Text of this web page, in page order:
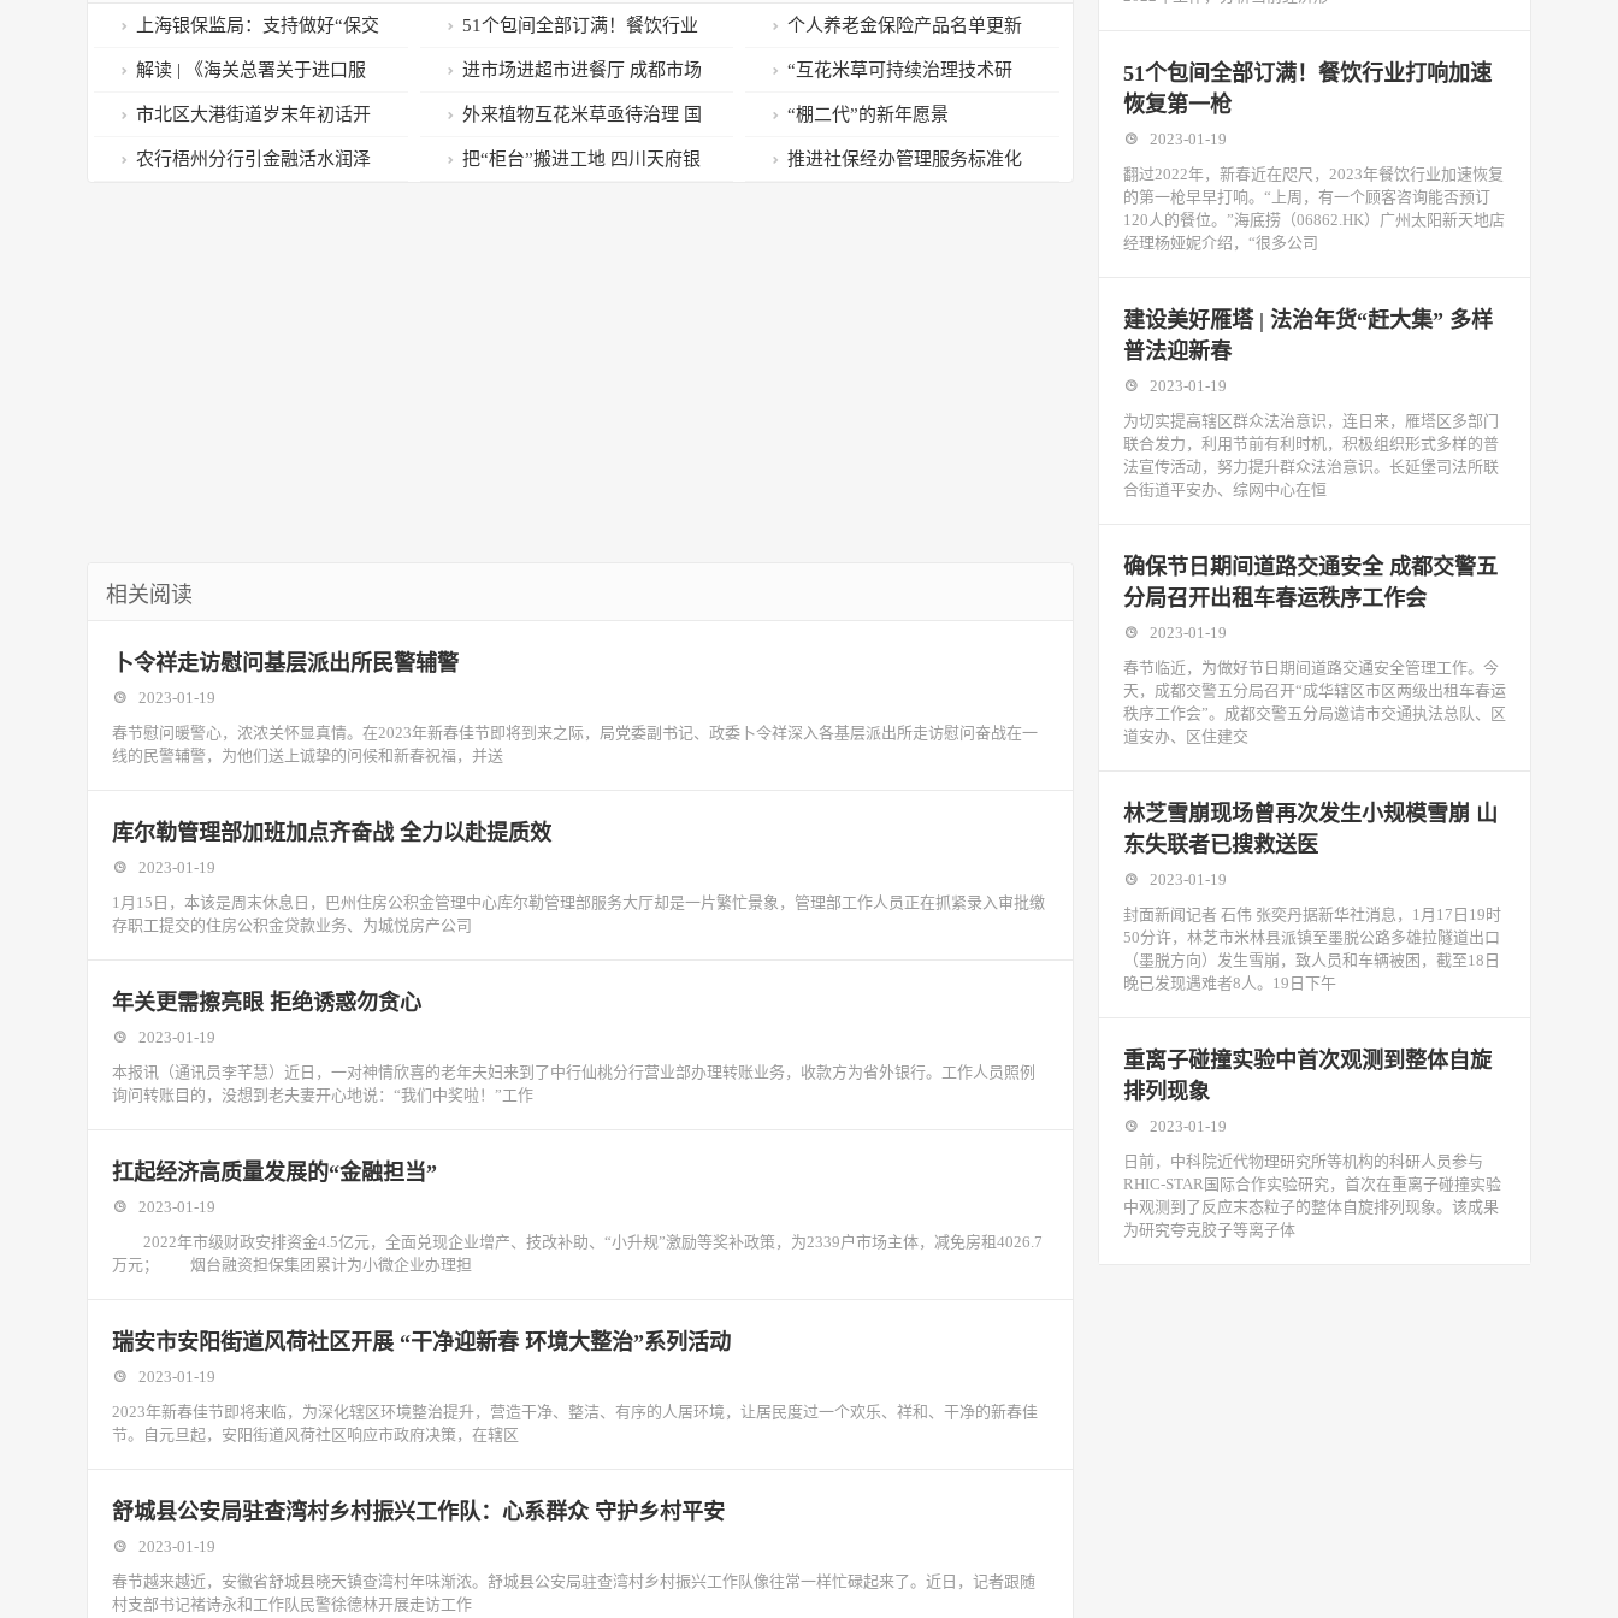
上海银保监局：支持做好“保交
楼”工作，为优质房企提供并购融
资
51个包间全部订满！餐饮行业
打响加速恢复第一枪
个人养老金保险产品名单更新
增至12款
​解读 | 《海关总署关于进口服
装采信要求的公告》
进市场进超市进餐厅 成都市场
监管执法人员聚焦细节守护“舌尖
上的年味”
“互花米草可持续治理技术研
发”应急揭榜挂帅项目榜单发布
市北区大港街道岁末年初话开
局：“先锋论坛”学思践悟，干事
外来植物互花米草亟待治理 国
家林草局发榜单鼓励技术研发
“棚二代”的新年愿景
农行梧州分行引金融活水润泽 把“柜台”搬进工地 四川天府银 推进社保经办管理服务标准化
相关阅读
卜令祥走访慰问基层派出所民警辅警
2023-01-19
春节慰问暖警心，浓浓关怀显真情。在2023年新春佳节即将到来之际，局党委副书记、政委卜令祥深入各基层派出所走访慰问奋战在一
线的民警辅警，为他们送上诚挚的问候和新春祝福，并送
库尔勒管理部加班加点齐奋战 全力以赴提质效
2023-01-19
1月15日，本该是周末休息日，巴州住房公积金管理中心库尔勒管理部服务大厅却是一片繁忙景象，管理部工作人员正在抓紧录入审批缴
存职工提交的住房公积金贷款业务、为城悦房产公司
年关更需擦亮眼 拒绝诱惑勿贪心
2023-01-19
本报讯（通讯员李芊慧）近日，一对神情欣喜的老年夫妇来到了中行仙桃分行营业部办理转账业务，收款方为省外银行。工作人员照例
询问转账目的，没想到老夫妻开心地说：“我们中奖啦！”工作
扛起经济高质量发展的“金融担当”
2023-01-19
2022年市级财政安排资金4.5亿元，全面兑现企业增产、技改补助、“小升规”激励等奖补政策，为2339户市场主体，减免房租4026.7
万元； 烟台融资担保集团累计为小微企业办理担
瑞安市安阳街道风荷社区开展 “干净迎新春 环境大整治”系列活动
2023-01-19
2023年新春佳节即将来临，为深化辖区环境整治提升，营造干净、整洁、有序的人居环境，让居民度过一个欢乐、祥和、干净的新春佳
节。自元旦起，安阳街道风荷社区响应市政府决策，在辖区
舒城县公安局驻查湾村乡村振兴工作队：心系群众 守护乡村平安
2023-01-19
春节越来越近，安徽省舒城县晓天镇查湾村年味渐浓。舒城县公安局驻查湾村乡村振兴工作队像往常一样忙碌起来了。近日，记者跟随
村支部书记褚诗永和工作队民警徐德林开展走访工作
51个包间全部订满！餐饮行业打响加速
恢复第一枪
2023-01-19
翻过2022年，新春近在咫尺，2023年餐饮行业加速恢复
的第一枪早早打响。“上周，有一个顾客咨询能否预订
120人的餐位。”海底捞（06862.HK）广州太阳新天地店
经理杨娅妮介绍，“很多公司
建设美好雁塔 | 法治年货“赶大集” 多样
普法迎新春
2023-01-19
为切实提高辖区群众法治意识，连日来，雁塔区多部门
联合发力，利用节前有利时机，积极组织形式多样的普
法宣传活动，努力提升群众法治意识。长延堡司法所联
合街道平安办、综网中心在恒
确保节日期间道路交通安全 成都交警五
分局召开出租车春运秩序工作会
2023-01-19
春节临近，为做好节日期间道路交通安全管理工作。今
天，成都交警五分局召开“成华辖区市区两级出租车春运
秩序工作会”。成都交警五分局邀请市交通执法总队、区
道安办、区住建交
林芝雪崩现场曾再次发生小规模雪崩 山
东失联者已搜救送医
2023-01-19
封面新闻记者 石伟 张奕丹据新华社消息，1月17日19时
50分许，林芝市米林县派镇至墨脱公路多雄拉隧道出口
（墨脱方向）发生雪崩，致人员和车辆被困，截至18日
晚已发现遇难者8人。19日下午
重离子碰撞实验中首次观测到整体自旋
排列现象
2023-01-19
日前，中科院近代物理研究所等机构的科研人员参与
RHIC-STAR国际合作实验研究，首次在重离子碰撞实验
中观测到了反应末态粒子的整体自旋排列现象。该成果
为研究夸克胶子等离子体